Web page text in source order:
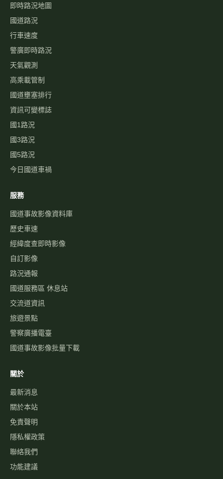
即時路況地圖
國道路況
行車速度
警廣即時路況
天氣觀測
高乘載管制
國道壅塞排行
資訊可變標誌
國1路況
國3路況
國5路況
今日國道車禍
服務
國道事故影像資料庫
歷史車速
經緯度查即時影像
自訂影像
路況通報
國道服務區 休息站
交流道資訊
旅遊景點
警察廣播電臺
國道事故影像批量下載
關於
最新消息
關於本站
免責聲明
隱私權政策
聯絡我們
功能建議